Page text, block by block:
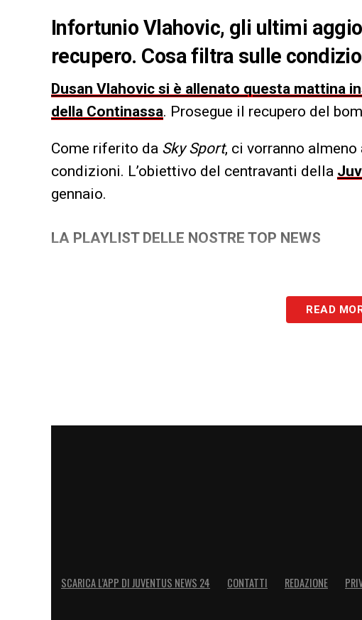
Infortunio Vlahovic, gli ultimi
recupero. Cosa filtra sulle
Dusan Vlahovic si è allenato questa mattina
della Continassa. Prosegue il recupero del
Come riferito da Sky Sport, ci vorranno
condizioni. L’obiettivo del centravanti della
gennaio.
LA PLAYLIST DELLE NOSTRE TOP NEWS
READ
SCARICA L’APP DI JUVENTUS NEWS 24 CONTATTI REDAZIONE